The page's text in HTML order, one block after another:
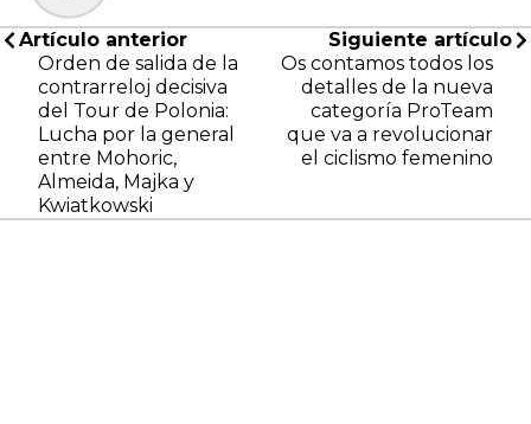
Artículo anterior
Orden de salida de la
contrarreloj decisiva
del Tour de Polonia:
Lucha por la general
entre Mohoric,
Almeida, Majka y
Kwiatkowski
Siguiente artículo
Os contamos todos los
detalles de la nueva
categoría ProTeam
que va a revolucionar
el ciclismo femenino